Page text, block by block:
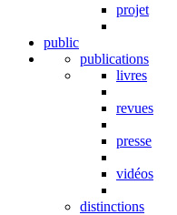
projet
public
publications
livres
revues
presse
vidéos
distinctions